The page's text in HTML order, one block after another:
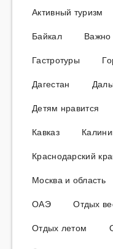
Активный туризм
Байкал
Важно
Гастротуры
Дагестан
Детям нравится
Кавказ
Краснодарский
Москва и область
ОАЭ
Отдых
Отдых летом